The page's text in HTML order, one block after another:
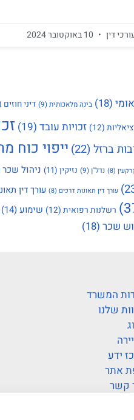
דין
(18) בינה מלאכותית(9) דיני חוזים
(12) זכויות עובד (19)
ברזל (22) ייפוי כוח
(8) נדל"ן(9) נזיקין (11) ניהול שכר
עורך דין תאונות דרכים (8) עורך דין
רשלנות רפואית (12) שימוע(14)
שכר (18)
המשרד
שלנו
ידע
אתר
קשר